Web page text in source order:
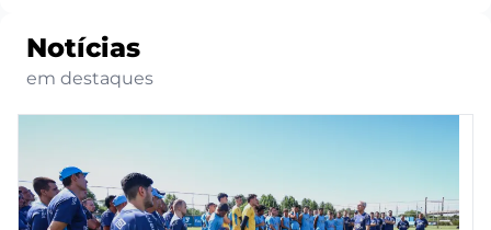
Notícias
em destaques